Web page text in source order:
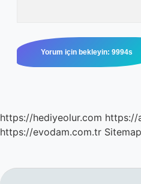
https://hediyeolur.com https://
https://evodam.com.tr Sitemap